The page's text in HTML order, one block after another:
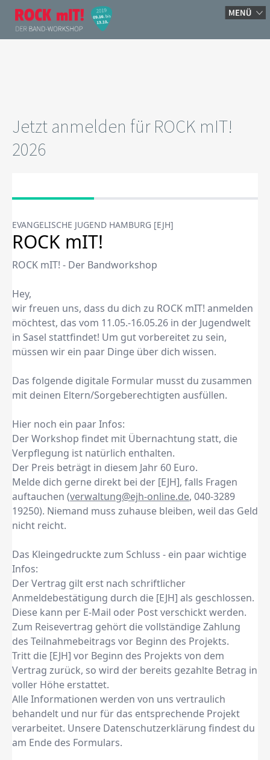
Jetzt anmelden für ROCK mIT!
2026